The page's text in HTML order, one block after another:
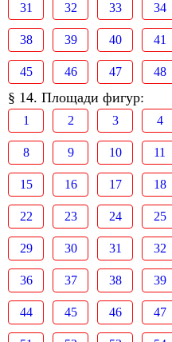
31 32 33 34
38 39 40 41
45 46 47 48
§ 14. Площади фигур:
1 2 3 4
8 9 10 11
15 16 17 18
22 23 24 25
29 30 31 32
36 37 38 39
44 45 46 47